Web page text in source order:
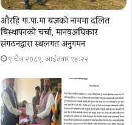
औरहि गा.पा.मा यज्ञकाे नाममा दलित
बिस्थापनकाे चर्चा, मानवअधिकार
संगठनद्वारा स्थलगत अनुगमन
९ चैत्र २०८१, आईतवार १४:२२